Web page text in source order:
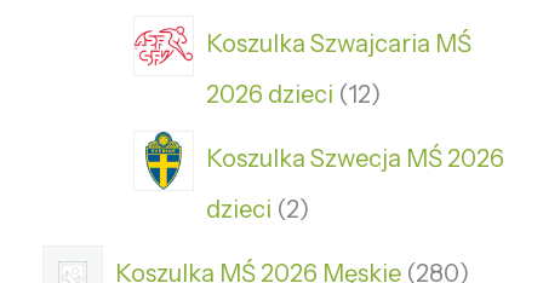
Koszulka Szwajcaria MŚ
2026 dzieci 12
Koszulka Szwecja MŚ 2026
dzieci 2
Koszulka MŚ 2026 Męskie 280